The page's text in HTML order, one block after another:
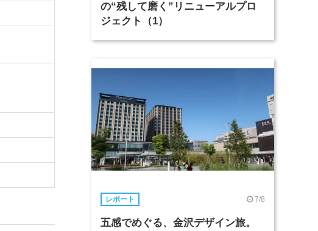
の“残して磨く”リニューアルプロ
ジェクト（1）
レポート 7/8
五感でめぐる、金沢デザイン旅。